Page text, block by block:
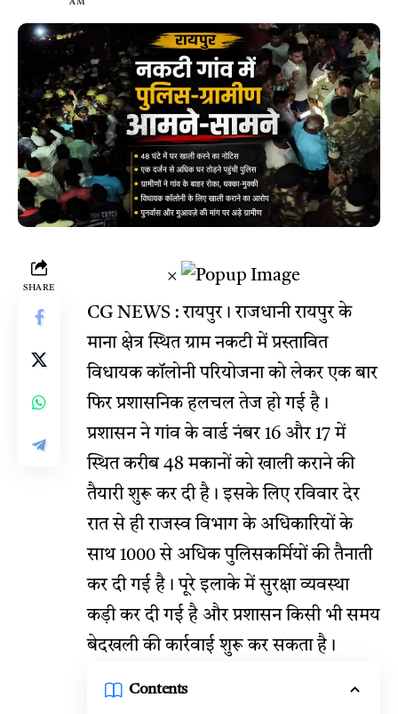
SHARE
×
CG NEWS : रायपुर। राजधानी रायपुर के
माना क्षेत्र स्थित ग्राम नकटी में प्रस्तावित
विधायक कॉलोनी परियोजना को लेकर एक बार
फिर प्रशासनिक हलचल तेज हो गई है।
प्रशासन ने गांव के वार्ड नंबर 16 और 17 में
स्थित करीब 48 मकानों को खाली कराने की
तैयारी शुरू कर दी है। इसके लिए रविवार देर
रात से ही राजस्व विभाग के अधिकारियों के
साथ 1000 से अधिक पुलिसकर्मियों की तैनाती
कर दी गई है। पूरे इलाके में सुरक्षा व्यवस्था
कड़ी कर दी गई है और प्रशासन किसी भी समय
बेदखली की कार्रवाई शुरू कर सकता है।
Contents